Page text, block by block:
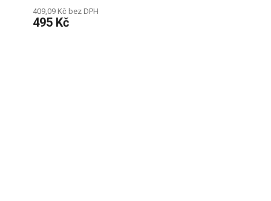
409,09 Kč bez DPH
495 Kč